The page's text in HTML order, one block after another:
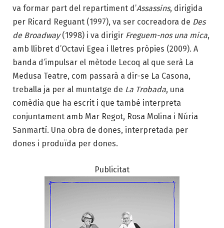
va formar part del repartiment d’Assassins, dirigida
per Ricard Reguant (1997), va ser cocreadora de Des
de Broadway(1998) i va dirigir Freguem-nos una mica,
amb llibret d’Octavi Egea i lletres pròpies (2009). A
banda d’impulsar el mètode Lecoq al que serà La
Medusa Teatre, com passarà a dir-se La Casona,
treballa ja per al muntatge de La Trobada, una
comèdia que ha escrit i que també interpreta
conjuntament amb Mar Regot, Rosa Molina i Núria
Sanmartí. Una obra de dones, interpretada per
dones i produïda per dones.
Publicitat